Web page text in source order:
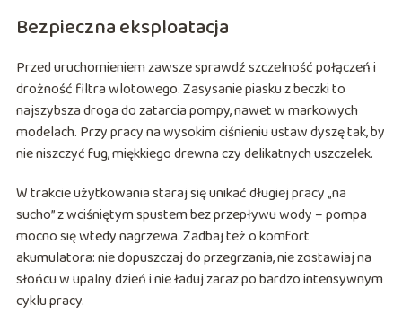
Bezpieczna eksploatacja
Przed uruchomieniem zawsze sprawdź szczelność połączeń i
drożność filtra wlotowego. Zasysanie piasku z beczki to
najszybsza droga do zatarcia pompy, nawet w markowych
modelach. Przy pracy na wysokim ciśnieniu ustaw dyszę tak, by
nie niszczyć fug, miękkiego drewna czy delikatnych uszczelek.
W trakcie użytkowania staraj się unikać długiej pracy „na
sucho” z wciśniętym spustem bez przepływu wody – pompa
mocno się wtedy nagrzewa. Zadbaj też o komfort
akumulatora: nie dopuszczaj do przegrzania, nie zostawiaj na
słońcu w upalny dzień i nie ładuj zaraz po bardzo intensywnym
cyklu pracy.